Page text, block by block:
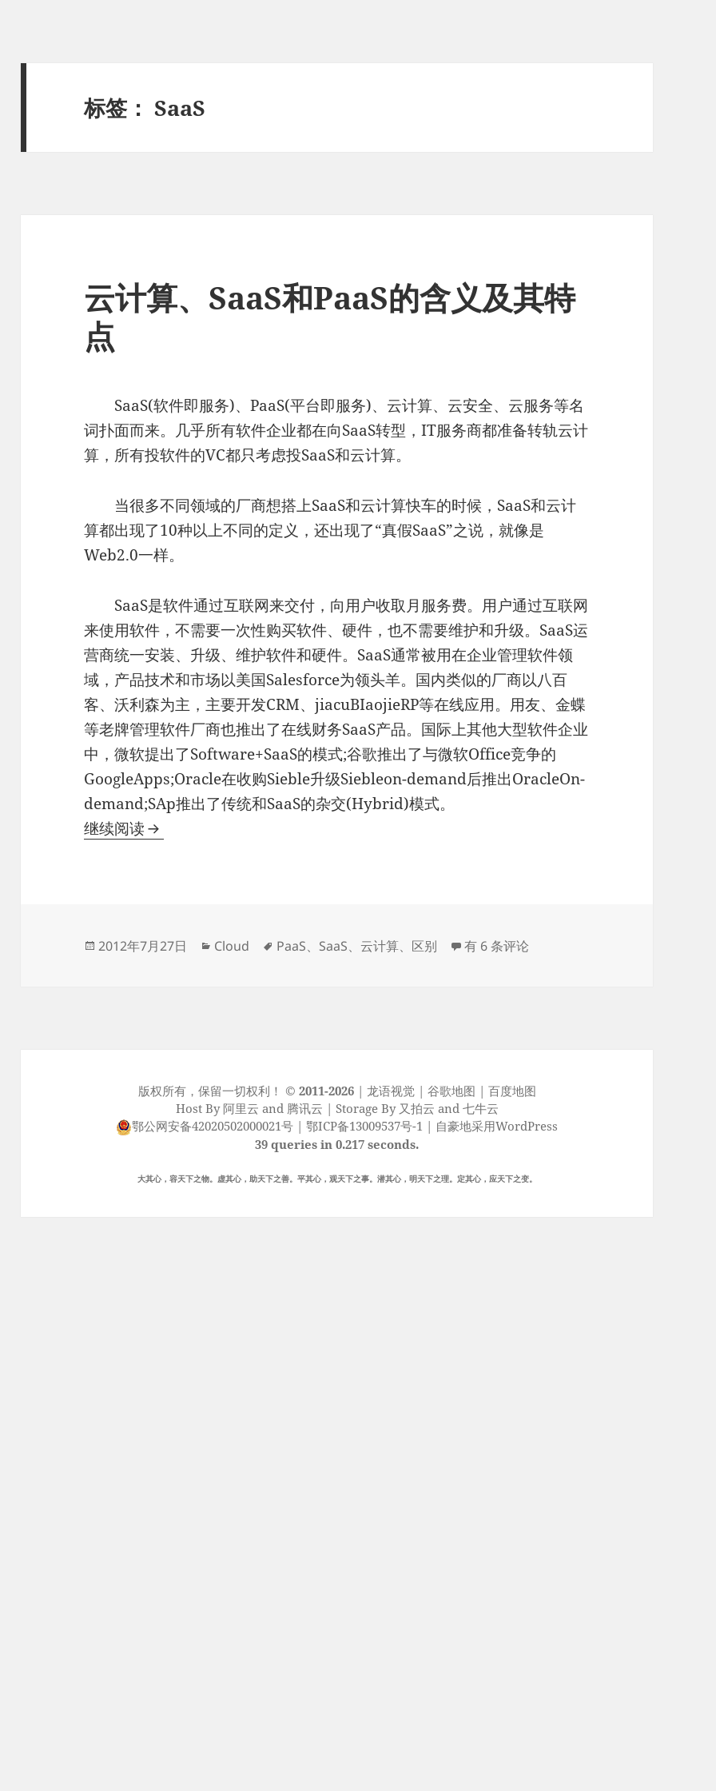
标签：SaaS
云计算、SaaS和PaaS的含义及其特
点
SaaS(软件即服务)、PaaS(平台即服务)、云计算、云安全、云服务等名
词扑面而来。几乎所有软件企业都在向SaaS转型，IT服务商都准备转轨云计
算，所有投软件的VC都只考虑投SaaS和云计算。
当很多不同领域的厂商想搭上SaaS和云计算快车的时候，SaaS和云计
算都出现了10种以上不同的定义，还出现了“真假SaaS”之说，就像是
Web2.0一样。
SaaS是软件通过互联网来交付，向用户收取月服务费。用户通过互联网
来使用软件，不需要一次性购买软件、硬件，也不需要维护和升级。SaaS运
营商统一安装、升级、维护软件和硬件。SaaS通常被用在企业管理软件领
域，产品技术和市场以美国Salesforce为领头羊。国内类似的厂商以八百
客、沃利森为主，主要开发CRM、jiacuBIaojieRP等在线应用。用友、金蝶
等老牌管理软件厂商也推出了在线财务SaaS产品。国际上其他大型软件企业
中，微软提出了Software+SaaS的模式;谷歌推出了与微软Office竞争的
GoogleApps;Oracle在收购Sieble升级Siebleon-demand后推出OracleOn-
demand;SAp推出了传统和SaaS的杂交(Hybrid)模式。
继续阅读云计算、SaaS和PaaS的含义及其特点
发
2012年7月27日
分
Cloud
标
PaaS、 SaaS、 云计算、 区别 云计算、SaaS和PaaS的含义及其特点
有 6 条评论
版权所有，保留一切权利！ © 2011-2026| 龙语视觉| 谷歌地图 | 百度地图
Host By 阿里云 and 腾讯云 | Storage By 又拍云 and 七牛云
鄂公网安备42020502000021号 |鄂ICP备13009537号-1 | 自豪地采用WordPress
39 queries in 0.217 seconds.
大其心，容天下之物。虚其心，助天下之善。平其心，观天下之事。潜其心，明天下之理。定其心，应天下之变。